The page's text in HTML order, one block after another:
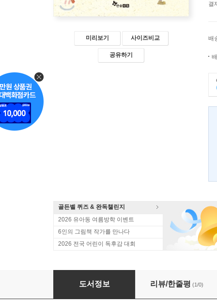
미리보기 사이즈비교
공유하기
결
배
골든벨 퀴즈 & 완독챌린지
2026 유아동 여름방학 이벤트
6인의 그림책 작가를 만나다
2026 전국 어린이 독후감 대회
오백 년 미라와 함께 되살아난 여자들의 한국사
도서정보 리뷰/한줄평 (1/0)